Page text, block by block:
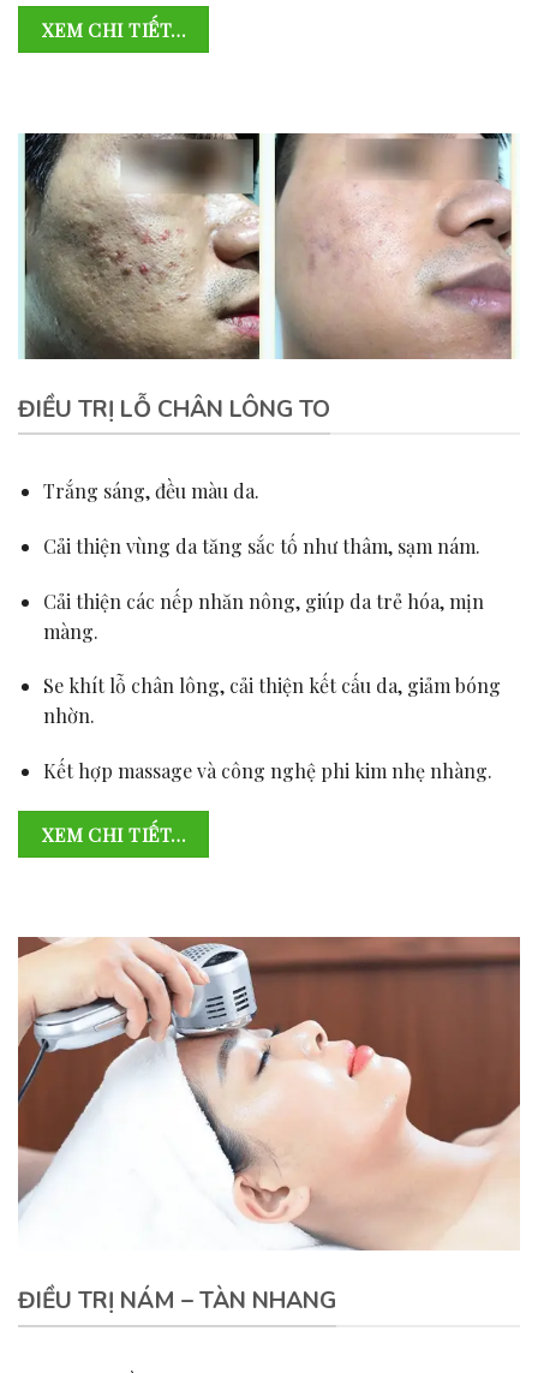
XEM CHI TIẾT…
ĐIỀU TRỊ LỖ CHÂN LÔNG TO
Trắng sáng, đều màu da.
Cải thiện vùng da tăng sắc tố như thâm, sạm nám.
Cải thiện các nếp nhăn nông, giúp da trẻ hóa, mịn
màng.
Se khít lỗ chân lông, cải thiện kết cấu da, giảm bóng
nhờn.
Kết hợp massage và công nghệ phi kim nhẹ nhàng.
XEM CHI TIẾT…
ĐIỀU TRỊ NÁM – TÀN NHANG